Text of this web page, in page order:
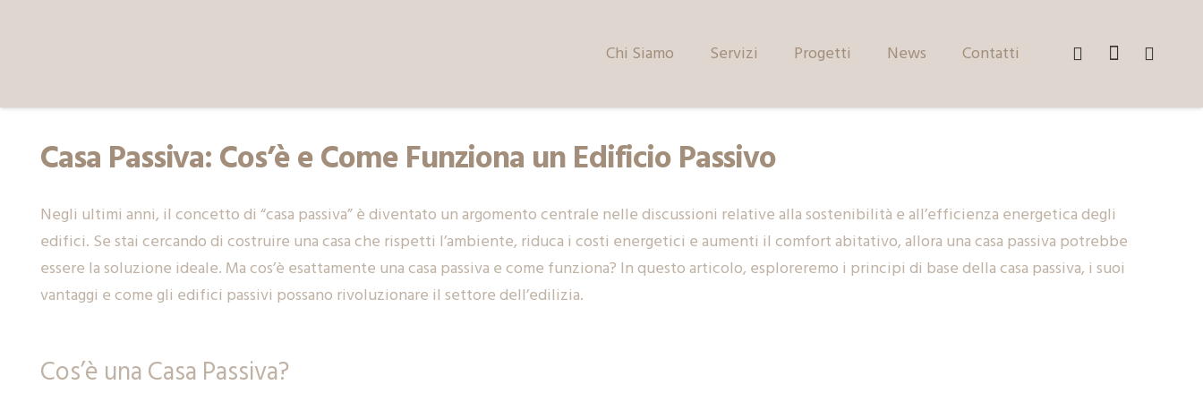
Chi Siamo Servizi Progetti News Contatti
Casa Passiva: Cos’è e Come Funziona un Edificio Passivo
Negli ultimi anni, il concetto di “casa passiva” è diventato un argomento centrale nelle discussioni relative alla sostenibilità e all’efficienza energetica degli
edifici. Se stai cercando di costruire una casa che rispetti l’ambiente, riduca i costi energetici e aumenti il comfort abitativo, allora una casa passiva potrebbe
essere la soluzione ideale. Ma cos’è esattamente una casa passiva e come funziona? In questo articolo, esploreremo i principi di base della casa passiva, i suoi
vantaggi e come gli edifici passivi possano rivoluzionare il settore dell’edilizia.
Cos’è una Casa Passiva?